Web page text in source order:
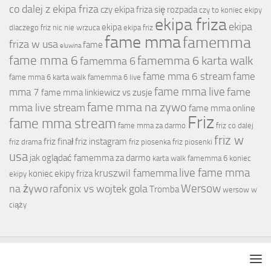
co dalej z ekipa friza czy ekipa friza się rozpada czy to koniec ekipy
dlaczego friz nic nie wrzuca ekipa ekipa friz ekipa frizaekipa
friza w usa eluwina fame fame mmafamemma
fame mma 6famemma 6famemma 6 karta walk
fame mma 6 karta walk famemma 6 live fame mma 6 stream fame
mma 7 fame mma linkiewicz vs zusje fame mma livefame
mma live streamfame mma na zywo fame mma online
fame mma stream fame mma za darmo Friz friz co dalej
friz drama friz finałfriz instagram friz piosenka friz piosenki friz w
usa jak oglądać famemma za darmo karta walk famemma 6 koniec
ekipy koniec ekipy friza kruszwil famemma live fame mma
na żyworafonix vs wojtek golaTrombaWersow wersow w
ciąży